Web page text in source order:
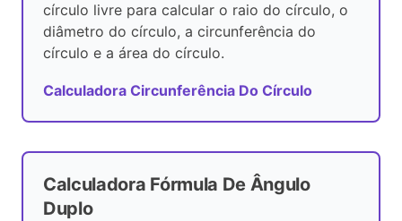
círculo livre para calcular o raio do círculo, o
diâmetro do círculo, a circunferência do
círculo e a área do círculo.
Calculadora Circunferência Do Círculo
Calculadora Fórmula De Ângulo
Duplo